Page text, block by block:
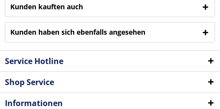
Kunden kauften auch
Kunden haben sich ebenfalls angesehen
Service Hotline
Shop Service
Informationen